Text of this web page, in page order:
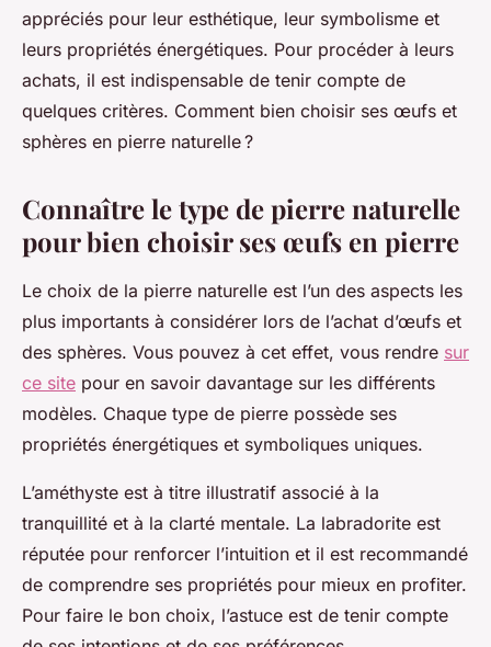
Pauline•23 novembre 2023•2 min de lecture
appréciés pour leur esthétique, leur symbolisme et
leurs propriétés énergétiques. Pour procéder à leurs
achats, il est indispensable de tenir compte de
quelques critères. Comment bien choisir ses œufs et
sphères en pierre naturelle ?
Connaître le type de pierre naturelle
pour bien choisir ses œufs en pierre
Le choix de la pierre naturelle est l’un des aspects les
plus importants à considérer lors de l’achat d’œufs et
des sphères. Vous pouvez à cet effet, vous rendre sur
ce site pour en savoir davantage sur les différents
modèles. Chaque type de pierre possède ses
propriétés énergétiques et symboliques uniques.
L’améthyste est à titre illustratif associé à la
tranquillité et à la clarté mentale. La labradorite est
réputée pour renforcer l’intuition et il est recommandé
de comprendre ses propriétés pour mieux en profiter.
Pour faire le bon choix, l’astuce est de tenir compte